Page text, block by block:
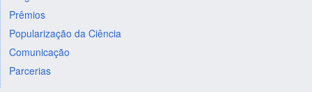
Prêmios
Popularização da Ciência
Comunicação
Parcerias